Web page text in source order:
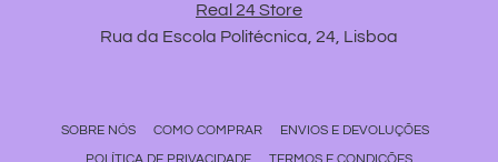
Real 24 Store
Rua da Escola Politécnica, 24, Lisboa
SOBRE NÓS COMO COMPRAR
ENVIOS E DEVOLUÇÕES